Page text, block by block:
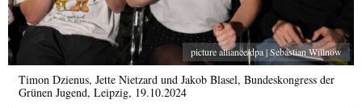
picture alliance/dpa | Sebastian Willnow
Timon Dzienus, Jette Nietzard und Jakob Blasel, Bundeskongress der
Grünen Jugend, Leipzig, 19.10.2024